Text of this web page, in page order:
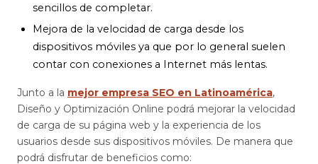
sencillos de completar.
Mejora de la velocidad de carga desde los
dispositivos móviles ya que por lo general suelen
contar con conexiones a Internet más lentas.
Junto a la mejor empresa SEO en Latinoamérica,
Diseño y Optimización Online podrá mejorar la velocidad
de carga de su página web y la experiencia de los
usuarios desde sus dispositivos móviles. De manera que
podrá disfrutar de beneficios como: